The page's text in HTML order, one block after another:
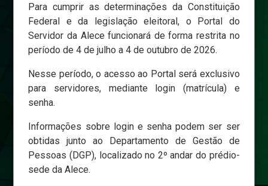
Senha
Esqueci minha senha
Para cumprir as determinações da Constituição
Federal e da legislação eleitoral, o Portal do
Servidor da Alece funcionará de forma restrita no
período de 4 de julho a 4 de outubro de 2026.
Nesse período, o acesso ao Portal será exclusivo
para servidores, mediante login (matrícula) e
senha.
Informações sobre login e senha podem ser ser
obtidas junto ao Departamento de Gestão de
Pessoas (DGP), localizado no 2º andar do prédio-
sede da Alece.